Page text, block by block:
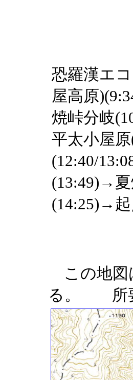
恐羅漢エ
屋高原
焼峠分岐
平太小屋
(12:40/
(13:49)→
(14:25)→起
この地図
る。 所要